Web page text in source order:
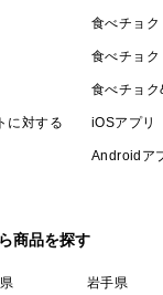
に対する
食べチョク
食べチョク
食べチョ
iOSアプリ
Androidア
商品を探す
岩手県